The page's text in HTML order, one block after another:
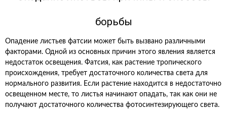
борьбы
Опадение листьев фатсии может быть вызвано различными
факторами. Одной из основных причин этого явления является
недостаток освещения. Фатсия, как растение тропического
происхождения, требует достаточного количества света для
нормального развития. Если растение находится в недостаточно
освещенном месте, то листья начинают опадать, так как они не
получают достаточного количества фотосинтезирующего света.